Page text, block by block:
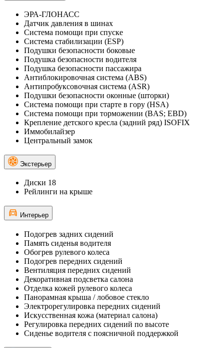
ЭРА-ГЛОНАСС
Датчик давления в шинах
Система помощи при спуске
Система стабилизации (ESP)
Подушки безопасности боковые
Подушка безопасности водителя
Подушка безопасности пассажира
Антиблокировочная система (ABS)
Антипробуксовочная система (ASR)
Подушки безопасности оконные (шторки)
Система помощи при старте в гору (HSA)
Система помощи при торможении (BAS; EBD)
Крепление детского кресла (задний ряд) ISOFIX
Иммобилайзер
Центральный замок
Экстерьер
Диски 18
Рейлинги на крыше
Интерьер
Подогрев задних сидений
Память сиденья водителя
Обогрев рулевого колеса
Подогрев передних сидений
Вентиляция передних сидений
Декоративная подсветка салона
Отделка кожей рулевого колеса
Панорамная крыша / лобовое стекло
Электрорегулировка передних сидений
Искусственная кожа (материал салона)
Регулировка передних сидений по высоте
Сиденье водителя с поясничной поддержкой